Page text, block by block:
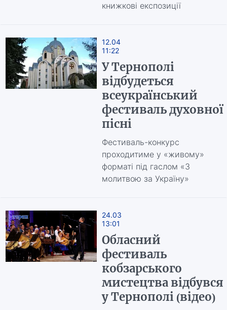
книжкові експозиції
12.04
11:22
У Тернополі
відбудеться
всеукраїнський
фестиваль духовної
пісні
Фестиваль-конкурс
проходитиме у «живому»
форматі під гаслом «З
молитвою за Україну»
24.03
13:01
Обласний
фестиваль
кобзарського
мистецтва відбувся
у Тернополі (відео)